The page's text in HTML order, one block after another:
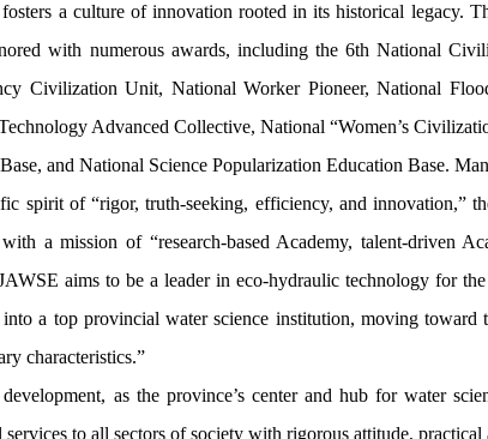
a culture of innovation rooted in its historical legacy.
with numerous awards, including the 6th National
Civilization Unit, National Worker Pioneer, National
Advanced Collective, National “Women’s
and National Science Popularization Education Base.
spirit of “rigor, truth-seeking, efficiency, and innovation,”
a mission of “research-based Academy, talent-driven
aims to be a leader in eco-hydraulic technology for
a top provincial water science institution, moving
characteristics.”
as the province’s center and hub for water
to all sectors of society with rigorous attitude,